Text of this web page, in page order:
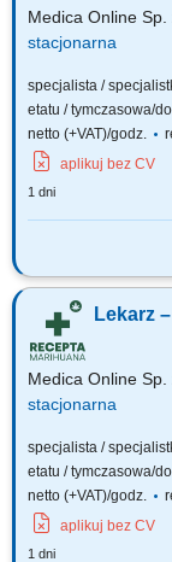
Medica Online Sp.
stacjonarna
specjalista /
etatu / tymczasowa/
netto (+VAT)/godz.
aplikuj bez CV
1 dni
Zapraszamy do
marihuanie,
lekarzy i lekarek
poszerzanie wiedzy,
Lekarz
Medica Online Sp.
stacjonarna
specjalista /
etatu / tymczasowa/
netto (+VAT)/godz.
aplikuj bez CV
1 dni